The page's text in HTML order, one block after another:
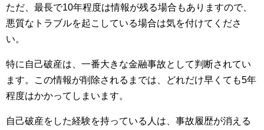
ただ、最長で10年程度は情報が残る場合もありますので、
悪質なトラブルを起こしている場合は気を付けてくださ
い。
特に自己破産は、一番大きな金融事故として判断されてい
ます。この情報が削除されるまでは、どれだけ早くても5年
程度はかかってしまいます。
自己破産をした経験を持っている人は、事故履歴が消える